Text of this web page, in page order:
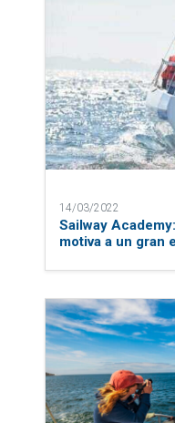
14/03/2022
Sailway
motiva a un gran